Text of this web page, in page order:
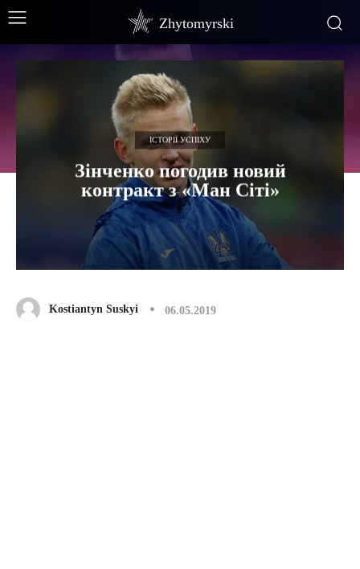
Zhytomyrski
ІСТОРІЇ УСПІХУ
Зінченко погодив новий
контракт з «Ман Сіті»
Kostiantyn Suskyi 06.05.2019